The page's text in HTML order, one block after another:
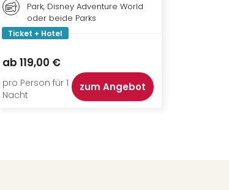
Park, Disney Adventure World
oder beide Parks
Ticket + Hotel
ab 119,00 €
pro Person für 1
Nacht
zum Angebot